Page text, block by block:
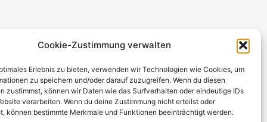
Cookie-Zustimmung verwalten
Erlebnis zu bieten, verwenden wir Technologien wie Cookies, um
zu speichern und/oder darauf zuzugreifen. Wenn du diesen
zustimmst, können wir Daten wie das Surfverhalten oder eindeutige IDs
verarbeiten. Wenn du deine Zustimmung nicht erteilst oder
können bestimmte Merkmale und Funktionen beeinträchtigt werden.